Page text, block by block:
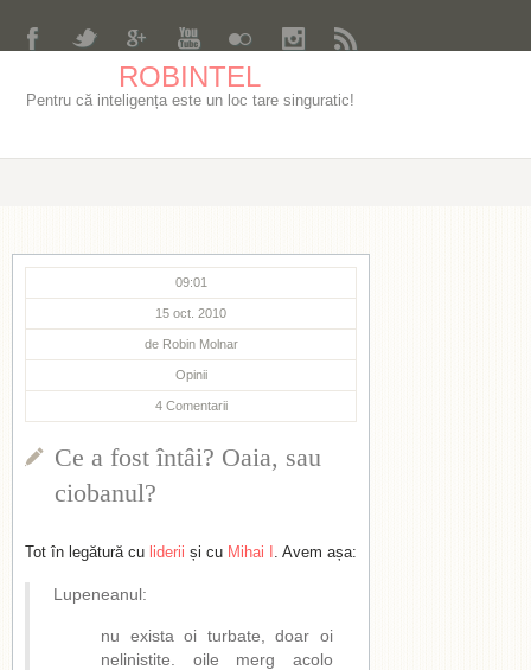
ROBINTEL
Pentru că inteligența este un loc tare singuratic!
09:01
15 oct. 2010
de Robin Molnar
Opinii
4 Comentarii
Ce a fost întâi? Oaia, sau
ciobanul?
Tot în legătură cu liderii și cu Mihai I . Avem așa:
Lupeneanul:
nu exista oi turbate, doar oi
nelinistite. oile merg acolo